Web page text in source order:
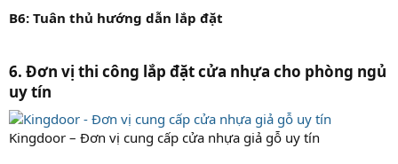
B6: Tuân thủ hướng dẫn lắp đặt
6. Đơn vị thi công lắp đặt cửa nhựa cho phòng ngủ
uy tín​
Kingdoor – Đơn vị cung cấp cửa nhựa giả gỗ uy tín